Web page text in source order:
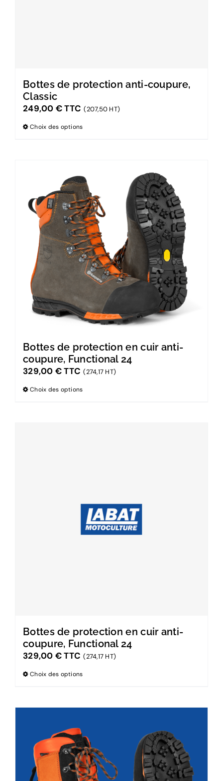
Bottes de protection anti-coupure,
Classic
249,00 €TTC (207,50 HT)
Choix des options
Bottes de protection en cuir anti-
coupure, Functional 24
329,00 €TTC (274,17 HT)
Choix des options
Bottes de protection en cuir anti-
coupure, Functional 24
329,00 €TTC (274,17 HT)
Choix des options